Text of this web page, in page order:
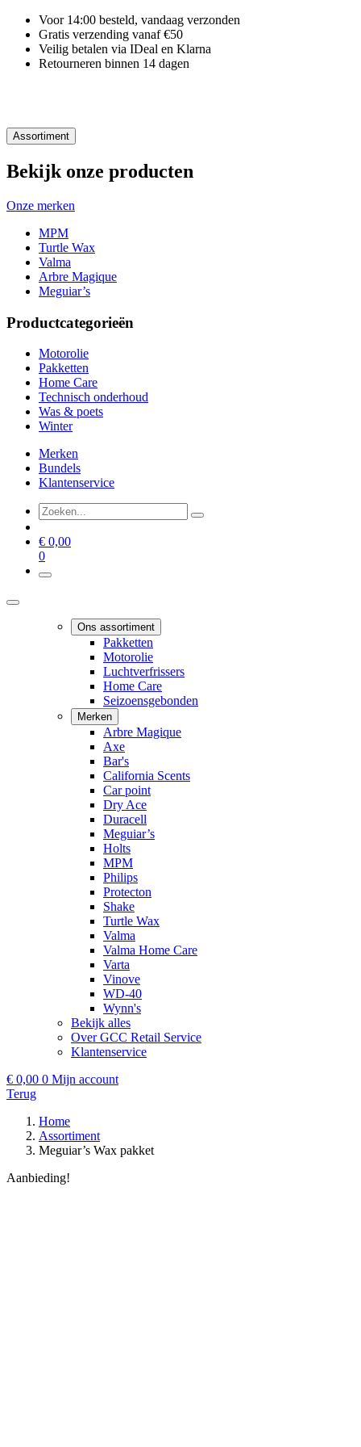
Voor 14:00 besteld, vandaag verzonden
Gratis verzending vanaf €50
Veilig betalen via IDeal en Klarna
Retourneren binnen 14 dagen
Assortiment
Bekijk onze producten
Onze merken
MPM
Turtle Wax
Valma
Arbre Magique
Meguiar’s
Productcategorieën
Motorolie
Pakketten
Home Care
Technisch onderhoud
Was & poets
Winter
Merken
Bundels
Klantenservice
€ 0,00
0
Ons assortiment
Pakketten
Motorolie
Luchtverfrissers
Home Care
Seizoensgebonden
Merken
Arbre Magique
Axe
Bar's
California Scents
Car point
Dry Ace
Duracell
Meguiar’s
Holts
MPM
Philips
Protecton
Shake
Turtle Wax
Valma
Valma Home Care
Varta
Vinove
WD-40
Wynn's
Bekijk alles
Over GCC Retail Service
Klantenservice
€ 0,00 0 Mijn account
Terug
Home
Assortiment
Meguiar’s Wax pakket
Aanbieding!